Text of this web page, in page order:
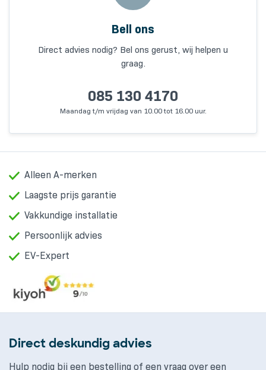
Bell ons
Direct advies nodig? Bel ons gerust, wij helpen u
graag.
085 130 4170
Maandag t/m vrijdag van 10.00 tot 16.00 uur.
Alleen A-merken
Laagste prijs garantie
Vakkundige installatie
Persoonlijk advies
EV-Expert
Direct deskundig advies
Hulp nodig bij een bestelling of een vraag over een